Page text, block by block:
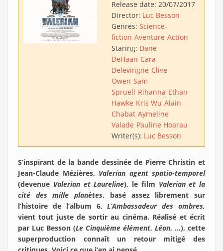
Release date: 20/07/2017
Director: Luc Besson
Genres: Science-
fiction Aventure Action
Staring: Dane
DeHaan Cara
Delevingne Clive
Owen Sam
Spruell Rihanna Ethan
Hawke Kris Wu Alain
Chabat Aymeline
Valade Pauline Hoarau
Writer(s): Luc Besson
S’inspirant de la bande dessinée de Pierre Christin et
Jean-Claude Mézières, Valerian agent spatio-temporel
(devenue Valerian et Laureline), le film Valerian et la
cité des mille planètes, basé assez librement sur
l’histoire de l’album 6,L’Ambassadeur des ombres,
vient tout juste de sortir au cinéma. Réalisé et écrit
par Luc Besson (Le Cinquième élément, Léon, …), cette
superproduction connaît un retour mitigé des